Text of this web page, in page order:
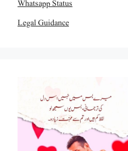
Whatsapp Status
Legal Guidance